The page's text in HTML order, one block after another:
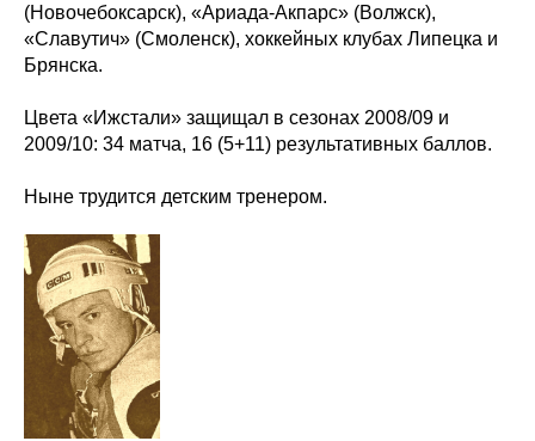
(Новочебоксарск), «Ариада-Акпарс» (Волжск),
«Славутич» (Смоленск), хоккейных клубах Липецка и
Брянска.
Цвета «Ижстали» защищал в сезонах 2008/09 и
2009/10: 34 матча, 16 (5+11) результативных баллов.
Ныне трудится детским тренером.